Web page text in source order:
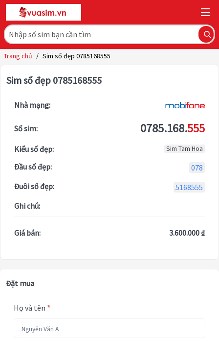
Trang chủ / Sim số đẹp 0785168555
Sim số đẹp 0785168555
Nhà mạng:
Số sim: 0785.168.555
Kiểu số đẹp: Sim Tam Hoa
Đầu số đẹp:
078
Đuôi số đẹp:
5168555
Ghi chú:
Giá bán: 3.600.000 ₫
Đặt mua
Họ và tên *